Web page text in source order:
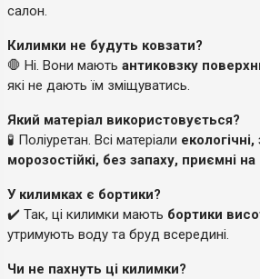
салон.
Килимки не будуть ковзати?
🛑 Ні. Вони мають антиковзку
які не дають їм зміщуватись.
Який матеріал використовується?
🧪 Поліуретан. Всі матеріали
морозостійкі, без запаху, приємні
У килимках є бортики?
✔️ Так, ці килимки мають бортики
утримують воду та бруд всередині.
Чи не пахнуть ці килимки?